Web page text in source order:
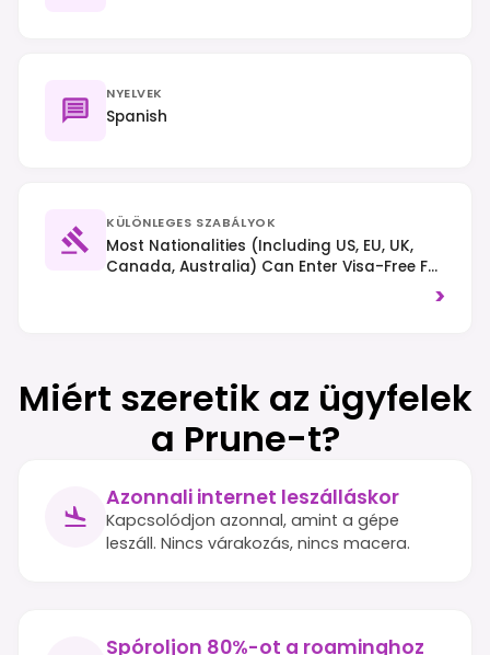
NYELVEK
Spanish
KÜLÖNLEGES SZABÁLYOK
Most Nationalities (including US, EU, UK,
Canada, Australia) Can Enter Visa-Free For
>
Miért szeretik az ügyfelek
a Prune-t?
Azonnali internet leszálláskor
Kapcsolódjon azonnal, amint a gépe
leszáll. Nincs várakozás, nincs macera.
Spóroljon 80%-ot a roaminghoz